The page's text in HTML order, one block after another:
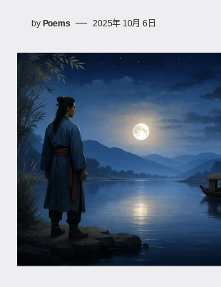
by Poems 2025年 10月 6日